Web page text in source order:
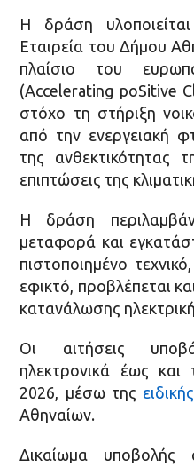
Η δράση
Εταιρεία του Δήμου
πλαίσιο του
(Accelerating poSitive
στόχο τη στήριξη
από την ενεργειακή
της ανθεκτικότητας
επιπτώσεις της
Η δράση
μεταφορά και
πιστοποιημένο
εφικτό, προβλέπεται
κατανάλωσης
Οι αιτήσεις
ηλεκτρονικά έως και
2026, μέσω της
Αθηναίων.
Δικαίωμα υποβολής